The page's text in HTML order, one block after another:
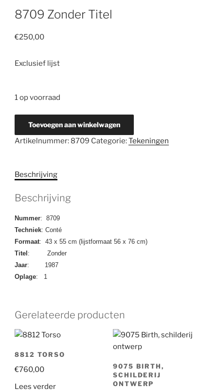
8709 Zonder Titel
€250,00
Exclusief lijst
1 op voorraad
Titel
Toevoegen aan winkelwagen
Artikelnummer: 8709 Categorie:Tekeningen
Beschrijving
Beschrijving
Nummer: 8709
Techniek: Conté
Formaat: 43 x 55 cm (lijstformaat 56 x 76 cm)
Titel : Zonder
Jaar: 1987
Oplage: 1
Gerelateerde producten
8812 TORSO
€760,00
Lees verder
9075 BIRTH,
SCHILDERIJ
ONTWERP